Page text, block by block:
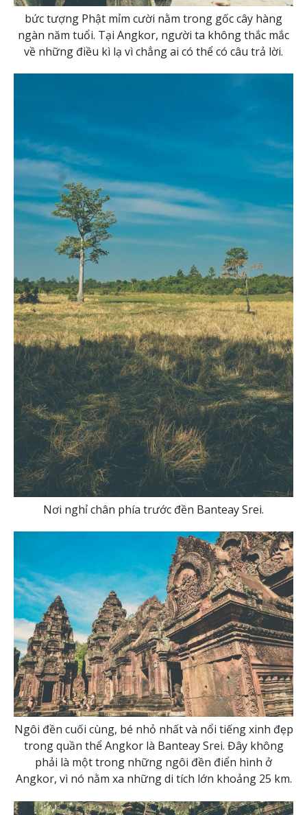
bức tượng Phật mỉm cười nằm trong gốc cây hàng
ngàn năm tuổi. Tại Angkor, người ta không thắc mắc
về những điều kì lạ vì chẳng ai có thể có câu trả lời.
Nơi nghỉ chân phía trước đền Banteay Srei.
Ngôi đền cuối cùng, bé nhỏ nhất và nổi tiếng xinh đẹp
trong quần thể Angkor là Banteay Srei. Đây không
phải là một trong những ngôi đền điển hình ở
Angkor, vì nó nằm xa những di tích lớn khoảng 25 km.